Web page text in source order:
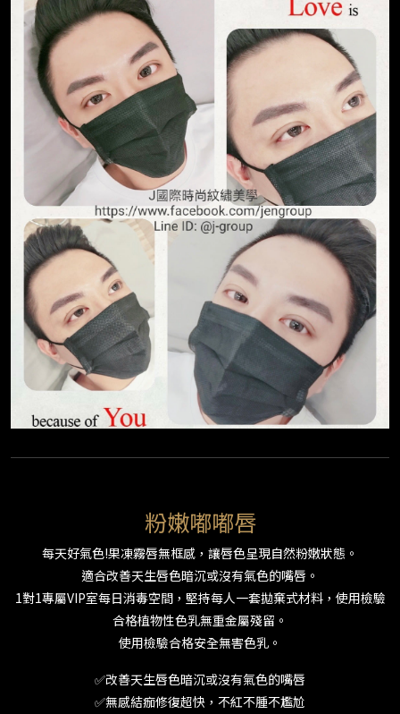
粉嫩嘟嘟唇
每天好氣色!果凍霧唇無框感，讓唇色呈現自然粉嫩狀態。
適合改善天生唇色暗沉或沒有氣色的嘴唇。
1對1專屬VIP室每日消毒空間，堅持每人一套拋棄式材料，使用檢驗
合格植物性色乳無重金屬殘留。
使用檢驗合格安全無害色乳。
✅改善天生唇色暗沉或沒有氣色的嘴唇
✅無感結痂修復超快，不紅不腫不尷尬